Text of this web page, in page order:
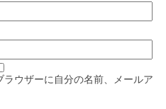
ウザーに自分の名前、メールア